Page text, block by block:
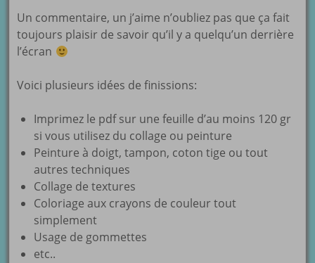
Un commentaire, un j’aime n’oubliez pas que ça fait
toujours plaisir de savoir qu’il y a quelqu’un derrière
l’écran
Voici plusieurs idées de finissions:
Imprimez le pdf sur une feuille d’au moins 120 gr
si vous utilisez du collage ou peinture
Peinture à doigt, tampon, coton tige ou tout
autres techniques
Collage de textures
Coloriage aux crayons de couleur tout
simplement
Usage de gommettes
etc..